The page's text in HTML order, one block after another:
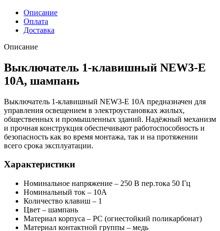
Описание
Оплата
Доставка
Описание
Выключатель 1-клавишный NEW3-E
10А, шампань
Выключатель 1-клавишный NEW3-E 10А предназначен для
управления освещением в электроустановках жилых,
общественных и промышленных зданий. Надёжный механизм
и прочная конструкция обеспечивают работоспособность и
безопасность как во время монтажа, так и на протяжении
всего срока эксплуатации.
Характеристики
Номинальное напряжение – 250 В пер.тока 50 Гц
Номинальный ток – 10А
Количество клавиш – 1
Цвет – шампань
Материал корпуса – PC (огнестойкий поликарбонат)
Материал контактной группы – медь